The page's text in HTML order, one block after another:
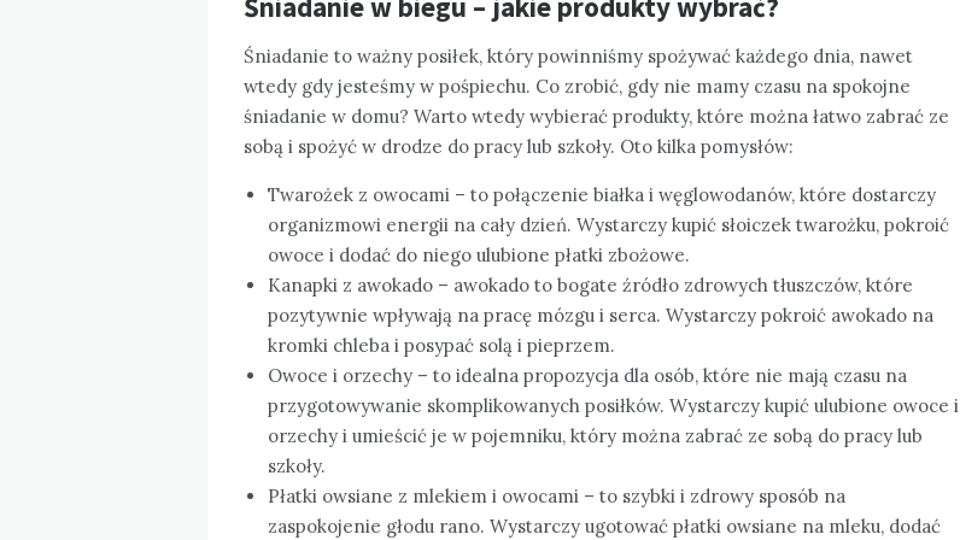
Śniadanie to ważny posiłek, który powinniśmy spożywać każdego dnia, nawet
wtedy gdy jesteśmy w pośpiechu. Co zrobić, gdy nie mamy czasu na spokojne
śniadanie w domu? Warto wtedy wybierać produkty, które można łatwo zabrać ze
sobą i spożyć w drodze do pracy lub szkoły. Oto kilka pomysłów:
Twarożek z owocami – to połączenie białka i węglowodanów, które dostarczy
organizmowi energii na cały dzień. Wystarczy kupić słoiczek twarożku, pokroić
owoce i dodać do niego ulubione płatki zbożowe.
Kanapki z awokado – awokado to bogate źródło zdrowych tłuszczów, które
pozytywnie wpływają na pracę mózgu i serca. Wystarczy pokroić awokado na
kromki chleba i posypać solą i pieprzem.
Owoce i orzechy – to idealna propozycja dla osób, które nie mają czasu na
przygotowywanie skomplikowanych posiłków. Wystarczy kupić ulubione owoce i
orzechy i umieścić je w pojemniku, który można zabrać ze sobą do pracy lub
szkoły.
Płatki owsiane z mlekiem i owocami – to szybki i zdrowy sposób na
zaspokojenie głodu rano. Wystarczy ugotować płatki owsiane na mleku, dodać